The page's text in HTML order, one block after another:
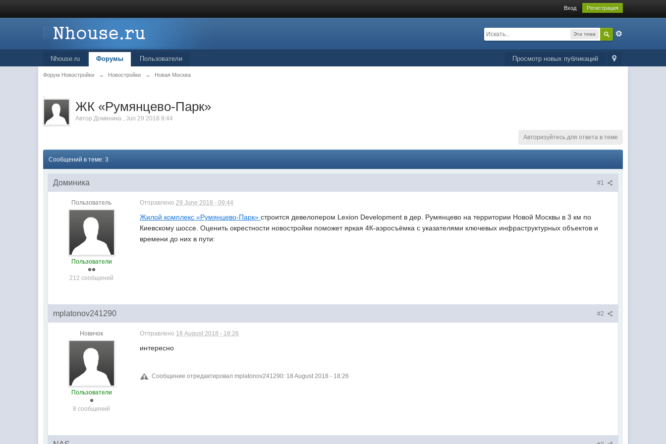
Вход Регистрация
Эта тема
Просмотр новых публикаций
Nhouse.ru Форумы Пользователи
Форум Новостройки → Новостройки → Новая Москва
.
ЖК «Румянцево-Парк»
АвторДоминика ,Jun 29 2018 9:44
Авторизуйтесь для ответа в теме
Сообщений в теме: 3
#1
Доминика
Пользователь
Пользователи
212 сообщений
Отправлено29 June 2018 - 09:44
Жилой комплекс «Румянцево-Парк»строится девелопером Lexion Development в дер. Румянцево на территории Новой Москвы в 3 км по
Киевскому шоссе. Оценить окрестности новостройки поможет яркая 4К-аэросъёмка с указателями ключевых инфраструктурных объектов и
времени до них в пути:
#2
mplatonov241290
Новичок
Пользователи
8 сообщений
Отправлено 18 August 2018 - 18:26
интересно
Сообщение отредактировал mplatonov241290: 18 August 2018 - 18:26